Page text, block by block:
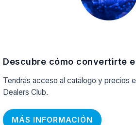
Descubre cómo convertirte
Tendrás acceso al catálogo y precios
Dealers Club.
MÁS INFORMACIÓN